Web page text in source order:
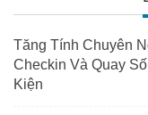
Tăng Tính Chuyên
Checkin Và Quay
Kiện